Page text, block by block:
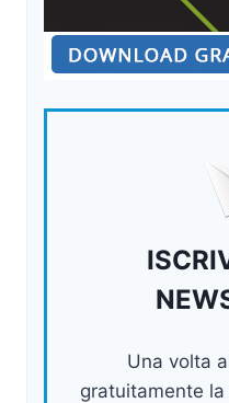
Una volta
gratuitamente